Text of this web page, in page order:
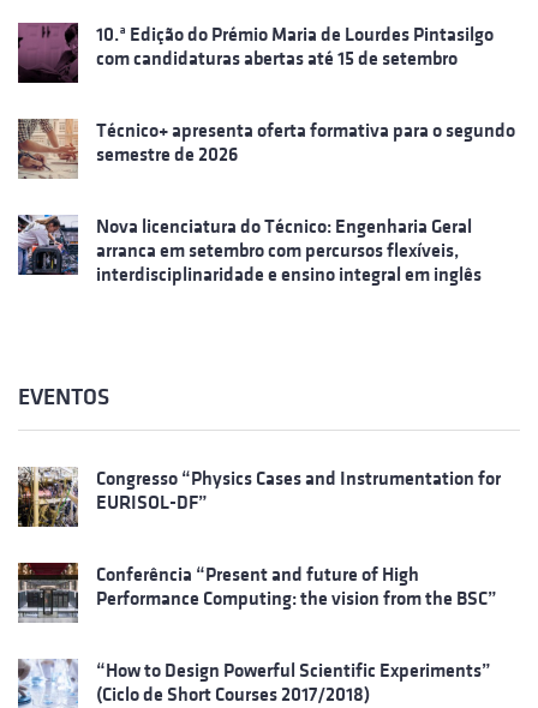
10.ª Edição do Prémio Maria de Lourdes Pintasilgo
com candidaturas abertas até 15 de setembro
Técnico+ apresenta oferta formativa para o segundo
semestre de 2026
Nova licenciatura do Técnico: Engenharia Geral
arranca em setembro com percursos flexíveis,
interdisciplinaridade e ensino integral em inglês
EVENTOS
Congresso “Physics Cases and Instrumentation for
EURISOL-DF”
Conferência “Present and future of High
Performance Computing: the vision from the BSC”
“How to Design Powerful Scientific Experiments”
(Ciclo de Short Courses 2017/2018)